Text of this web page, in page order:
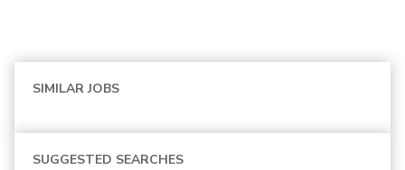
SIMILAR JOBS
SUGGESTED SEARCHES